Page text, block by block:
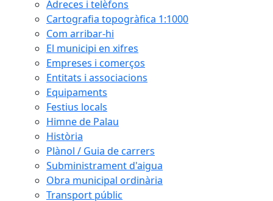
Adreces i telèfons
Cartografia topogràfica 1:1000
Com arribar-hi
El municipi en xifres
Empreses i comerços
Entitats i associacions
Equipaments
Festius locals
Himne de Palau
Història
Plànol / Guia de carrers
Subministrament d'aigua
Obra municipal ordinària
Transport públic